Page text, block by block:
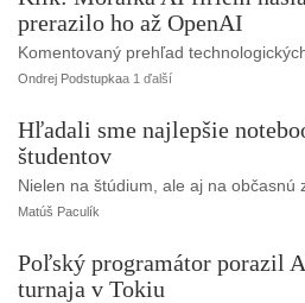
prerazilo ho až OpenAI
Komentovaný prehľad
Ondrej Podstupkaa 1 ďalší
Hľadali sme najlepšie
študentov
Nielen na štúdium, ale aj na občasnú
Matúš Paculík
Poľský programátor porazil
turnaja v Tokiu